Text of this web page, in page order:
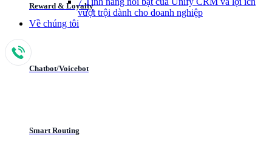
Reward & Loyalty
Chatbot/Voicebot
Smart Routing
vượt trội dành cho doanh nghiệp
Về chúng tôi